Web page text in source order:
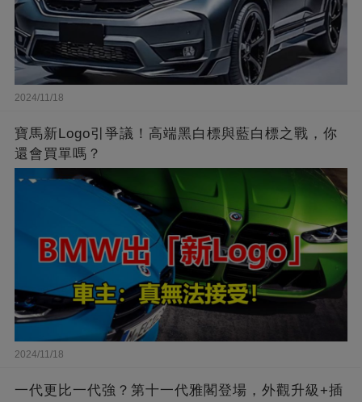
2024/11/18
寶馬新Logo引爭議！高端黑白標與藍白標之戰，你
還會買單嗎？
2024/11/18
一代更比一代強？第十一代雅閣登場，外觀升級+插